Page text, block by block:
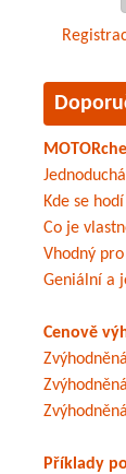
Kde se
Co je
Vhodný
Geniální a
Cenově
Příklady